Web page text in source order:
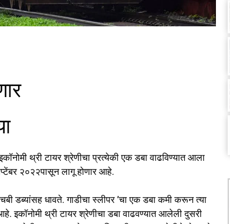
थ्री टायर श्रेणीचा प्रत्येकी एक डबा वाढविण्यात आला
२०२२पासून लागू होणार आहे.
डब्यांसह धावते. गाडीचा स्लीपर ’चा एक डबा कमी करून त्या
इकॉनोमी थ्री टायर श्रेणीचा डबा वाढवण्यात आलेली दुसरी